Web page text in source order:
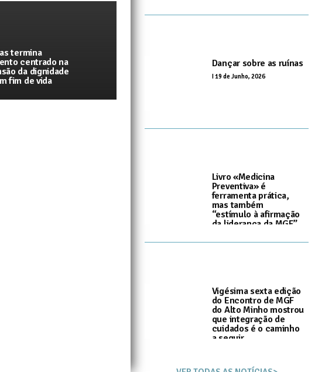
termina
centrado na
da dignidade
fim de vida
Dançar sobre as ruínas
I19 de Junho, 2026
Livro «Medicina
Preventiva» é
ferramenta prática,
mas também
“estímulo à afirmação
da liderança da MGF”
Vigésima sexta edição
do Encontro de MGF
do Alto Minho mostrou
que integração de
cuidados é o caminho
a seguir